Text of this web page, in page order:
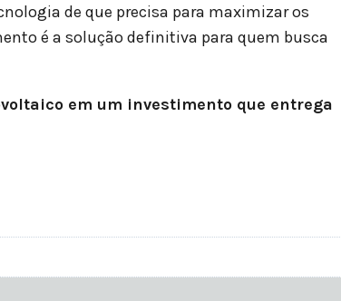
de que precisa para maximizar os
é a solução definitiva para quem busca
em um investimento que entrega